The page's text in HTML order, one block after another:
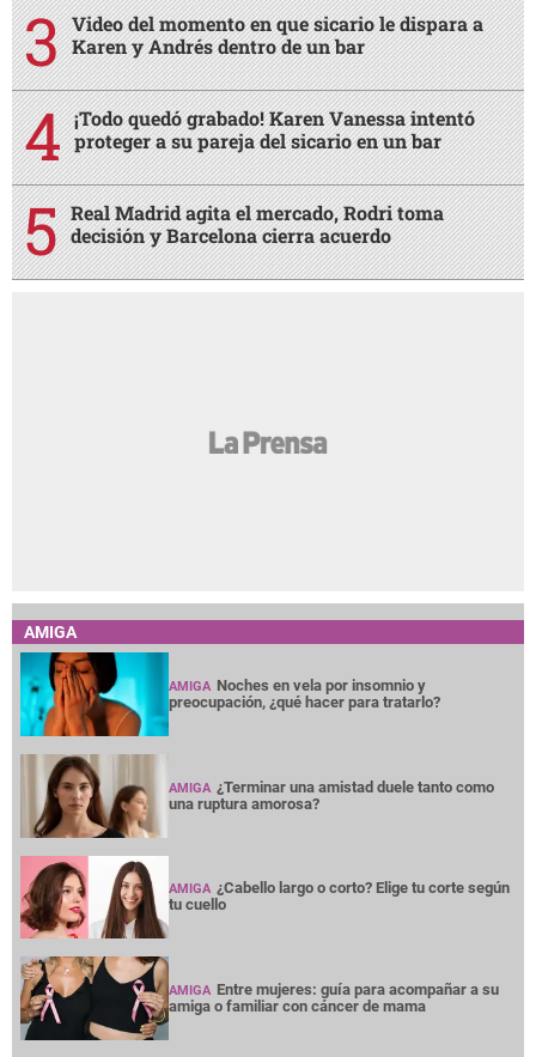
Video del momento en que sicario le dispara a
Karen y Andrés dentro de un bar
¡Todo quedó grabado! Karen Vanessa intentó
proteger a su pareja del sicario en un bar
Real Madrid agita el mercado, Rodri toma
decisión y Barcelona cierra acuerdo
AMIGA
AMIGA Noches en vela por insomnio y
preocupación, ¿qué hacer para tratarlo?
AMIGA ¿Terminar una amistad duele tanto como
una ruptura amorosa?
AMIGA ¿Cabello largo o corto? Elige tu corte según
tu cuello
AMIGA Entre mujeres: guía para acompañar a su
amiga o familiar con cáncer de mama